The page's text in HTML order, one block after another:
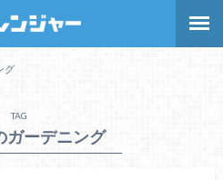
グ
TAG
ガーデニング